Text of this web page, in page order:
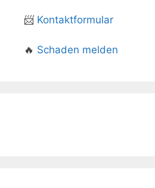
📨 Kontaktformular
🔥 Schaden melden